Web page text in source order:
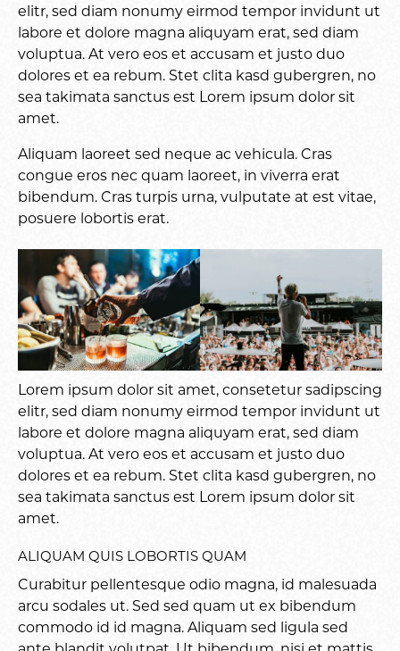
elitr, sed diam nonumy eirmod tempor invidunt ut
labore et dolore magna aliquyam erat, sed diam
voluptua. At vero eos et accusam et justo duo
dolores et ea rebum. Stet clita kasd gubergren, no
sea takimata sanctus est Lorem ipsum dolor sit
amet.
Aliquam laoreet sed neque ac vehicula. Cras
congue eros nec quam laoreet, in viverra erat
bibendum. Cras turpis urna, vulputate at est vitae,
posuere lobortis erat.
Lorem ipsum dolor sit amet, consetetur sadipscing
elitr, sed diam nonumy eirmod tempor invidunt ut
labore et dolore magna aliquyam erat, sed diam
voluptua. At vero eos et accusam et justo duo
dolores et ea rebum. Stet clita kasd gubergren, no
sea takimata sanctus est Lorem ipsum dolor sit
amet.
ALIQUAM QUIS LOBORTIS QUAM
Curabitur pellentesque odio magna, id malesuada
arcu sodales ut. Sed sed quam ut ex bibendum
commodo id id magna. Aliquam sed ligula sed